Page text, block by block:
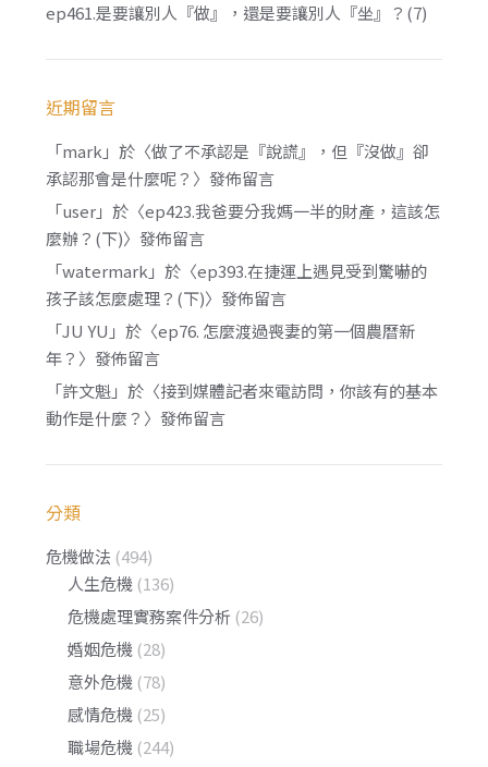
ep461.是要讓別人『做』，還是要讓別人『坐』？(7)
近期留言
「mark 」於〈做了不承認是『說謊』，但『沒做』卻
承認那會是什麼呢？ 〉發佈留言
「user」於〈ep423.我爸要分我媽一半的財產，這該怎
麼辦？(下)〉發佈留言
「watermark 」於〈ep393.在捷運上遇見受到驚嚇的
孩子該怎麼處理？(下)〉發佈留言
「JU YU 」於〈ep76. 怎麼渡過喪妻的第一個農曆新
年？ 〉發佈留言
「許文魁」於〈接到媒體記者來電訪問，你該有的基本
動作是什麼？ 〉發佈留言
分類
危機做法 (494)
人生危機 (136)
危機處理實務案件分析 (26)
婚姻危機 (28)
意外危機 (78)
感情危機 (25)
職場危機 (244)